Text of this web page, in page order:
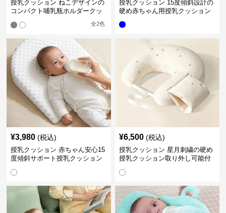
授乳クッション ねこデザインの
コンパクト哺乳瓶ホルダークッ
全2色
授乳クッション 15度傾斜設計の
硬め赤ちゃん用授乳クッション
¥3,980 (税込)
授乳クッション 赤ちゃん安心15
度傾斜サポート授乳クッション
¥6,500 (税込)
授乳クッション 星月刺繍の硬め
授乳クッション取り外し可能付